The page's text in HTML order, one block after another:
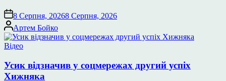
8 Серпня, 20268 Серпня, 2026
Опубліковано
Артем Бойко
Опублікувати
Відео
Усик відзначив у соцмережах другий успіх
Хижняка